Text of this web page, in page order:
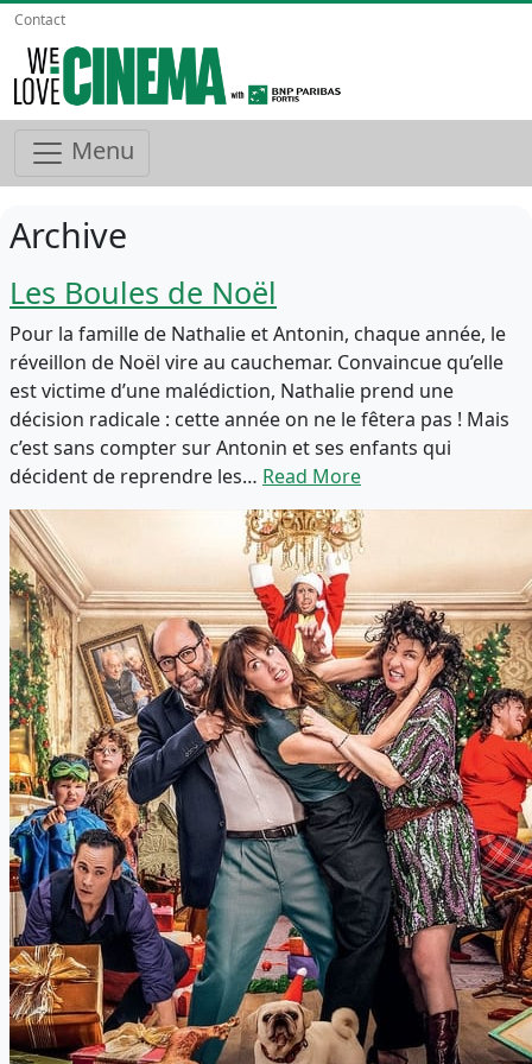
Contact
Menu
Archive
Les Boules de Noël
Pour la famille de Nathalie et Antonin, chaque année, le
réveillon de Noël vire au cauchemar. Convaincue qu’elle
est victime d’une malédiction, Nathalie prend une
décision radicale : cette année on ne le fêtera pas ! Mais
c’est sans compter sur Antonin et ses enfants qui
décident de reprendre les… Read More